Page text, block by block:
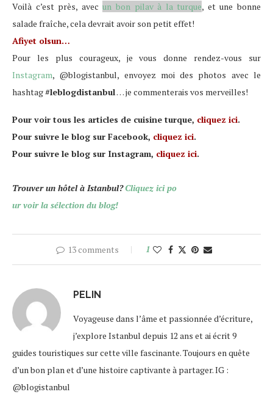
Voilà c’est près, avecun bon pilav à la turque, et une bonne
salade fraîche, cela devrait avoir son petit effet!
Afiyet olsun…
Pour les plus courageux, je vous donne rendez-vous sur
Instagram, @blogistanbul, envoyez moi des photos avec le
hashtag#leblogdistanbul… je commenterais vos merveilles!
Pour voir tous les articles de cuisine turque, cliquez ici.
Pour suivre le blog sur Facebook, cliquez ici.
Pour suivre le blog sur Instagram, cliquez ici.
Trouver un hôtel à Istanbul? Cliquez ici po
ur voir la sélection du blog!
13 comments 1
PELIN
Voyageuse dans l’âme et passionnée d’écriture,
j’explore Istanbul depuis 12 ans et ai écrit 9
guides touristiques sur cette ville fascinante. Toujours en quête
d’un bon plan et d’une histoire captivante à partager. IG :
@blogistanbul